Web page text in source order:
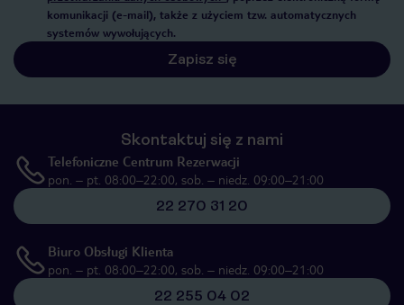
komunikacji (e-mail), także z użyciem tzw. automatycznych
systemów wywołujących.
Zapisz się
Skontaktuj się z nami
Telefoniczne Centrum Rezerwacji
pon. – pt. 08:00–22:00, sob. – niedz. 09:00–21:00
22 270 31 20
Biuro Obsługi Klienta
pon. – pt. 08:00–22:00, sob. – niedz. 09:00–21:00
22 255 04 02